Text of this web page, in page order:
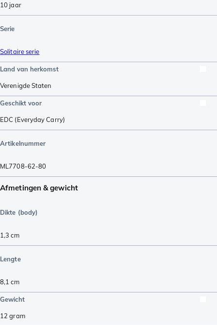
10 jaar
Serie
Solitaire serie
Land van herkomst
Verenigde Staten
Geschikt voor
EDC (Everyday Carry)
Artikelnummer
ML7708-62-80
Afmetingen & gewicht
Dikte (body)
1,3 cm
Lengte
8,1 cm
Gewicht
12 gram